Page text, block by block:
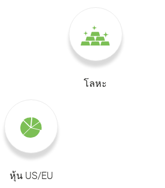
โลหะ
หุ้น US/EU